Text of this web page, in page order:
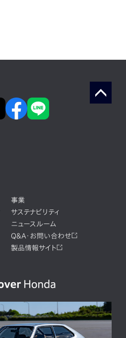
事業
サステナビリティ
ニュースルーム
Q&A・お問い合わせ
製品情報サイト